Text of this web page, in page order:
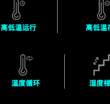
高低温运行 高低温
温度循环 湿度